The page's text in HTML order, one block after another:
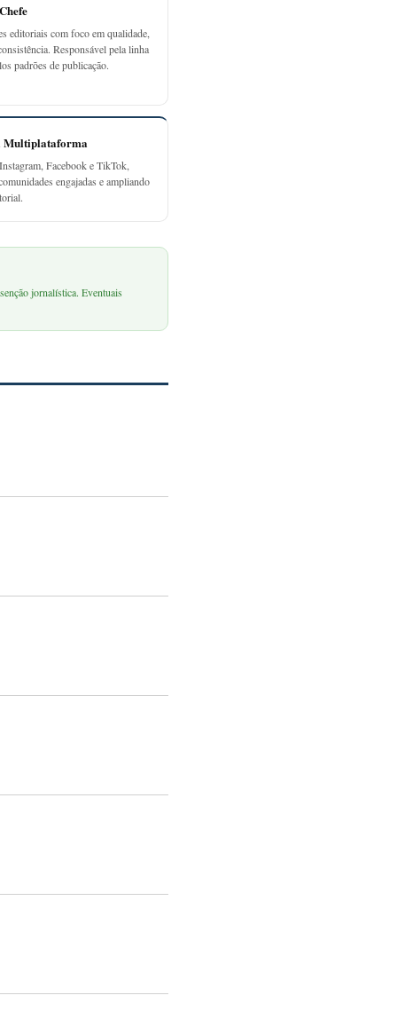
editoriais com foco em qualidade,
Responsável pela linha
padrões de publicação.
Multiplataforma
Facebook e TikTok,
engajadas e ampliando
jornalística. Eventuais